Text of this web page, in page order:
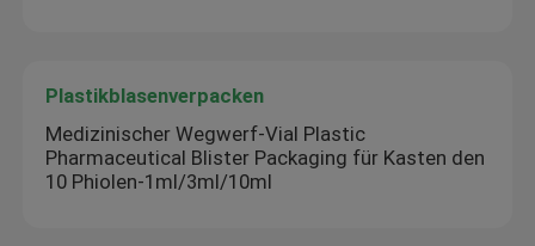
Plastikblasenverpacken
Medizinischer Wegwerf-Vial Plastic
Pharmaceutical Blister Packaging für Kasten den
10 Phiolen-1ml/3ml/10ml